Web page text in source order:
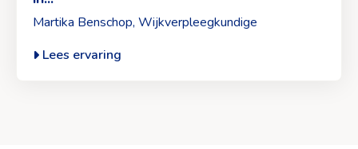
Martika Benschop, Wijkverpleegkundige
Lees ervaring